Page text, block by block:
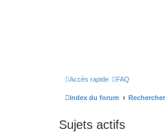
Accès rapide FAQ
Index du forum Rechercher
Sujets actifs